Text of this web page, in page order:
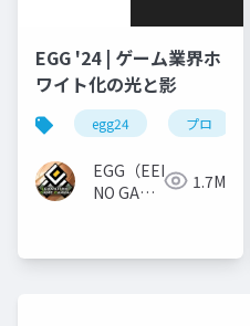
EGG '24 | ゲーム業界ホ
ワイト化の光と影
egg24 プロ
EGG（EEKANJI
NO GAME
1.7M